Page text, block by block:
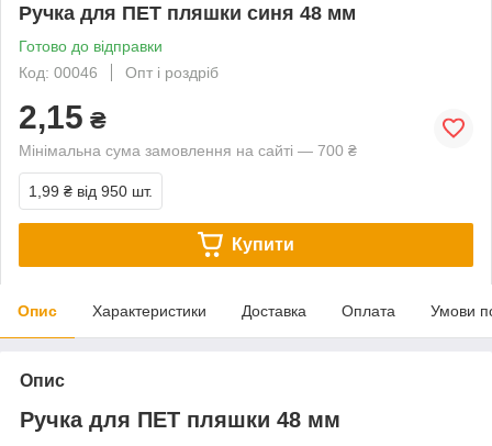
Ручка для ПЕТ пляшки синя 48 мм
Готово до відправки
Код: 00046
Опт і роздріб
2,15 ₴
Мінімальна сума замовлення на сайті — 700 ₴
1,99 ₴ від 950 шт.
Купити
Опис Характеристики Доставка Оплата Умови
Опис
Ручка для ПЕТ пляшки 48 мм